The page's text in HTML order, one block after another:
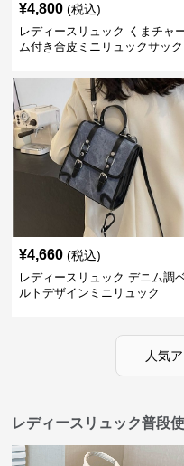
¥4,800 (税込)
レディースリュック くまチャ
ム付き合皮ミニリュックサック
¥4,660 (税込)
レディースリュック デニム調
ルトデザインミニリュック
人気
レディースリュック普段